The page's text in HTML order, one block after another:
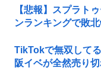
【悲報】スプラト
ンランキングで敗
TikTokで無双して
阪イベが全然売り